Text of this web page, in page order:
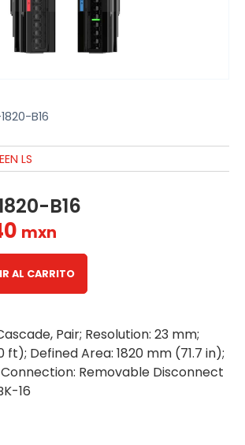
B16
LS
B16
mxn
AL CARRITO
Pair; Resolution: 23 mm;
ft); Defined Area: 1820 mm (71.7 in);
Connection: Removable Disconnect
16